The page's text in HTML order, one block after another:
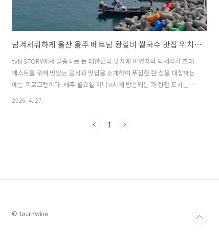
남겨서뭐하게 울산 울주 베트남 왕갈비 쌀국수 맛집 위치 및 여행팁
tvN STORY에서 방송되는 는 대한민국 맛자매 이영자와 박세리가 초대
게스트를 위해 맛있는 음식과 맛집을 소개하여 푸짐한 한 상을 대접하는
예능 프로그램이다. 매주 월요일 저녁 8시에 방송되는 가 향한 도시는 울
산의 울주였다. 바다를 접하고 있는 아름다운 울주에서 이영자, 박세리가
를 위해 울주의 왕갈비 쌀국수 맛집을 소개하였다. 이번 글에서는 에서
2026. 4. 27.
1
© tournwine